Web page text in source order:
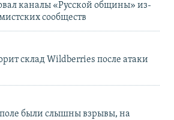
каналы «Русской общины» из-
сообществ
склад Wildberries после атаки
были слышны взрывы, на